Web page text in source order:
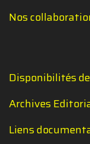
Nos
Disponibilités
Archives
Liens